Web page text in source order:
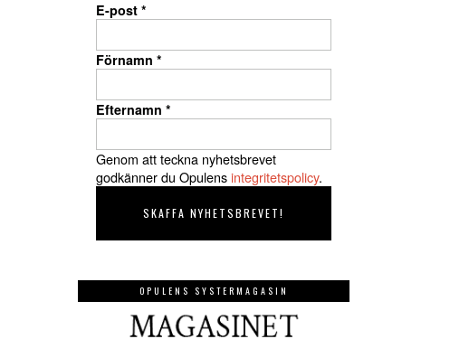
E-post *
Förnamn *
Efternamn *
Genom att teckna nyhetsbrevet
godkänner du Opulensintegritetspolicy.
OPULENS SYSTERMAGASIN